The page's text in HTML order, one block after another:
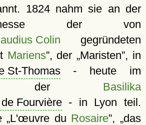
1824 nahm sie an der
der von
Colin gegründeten
Mariens , der Maristen , in
St-Thomas- heute im
der Basilika
Fourvière- in Lyon teil.
L'œuvre du Rosaire ,
das